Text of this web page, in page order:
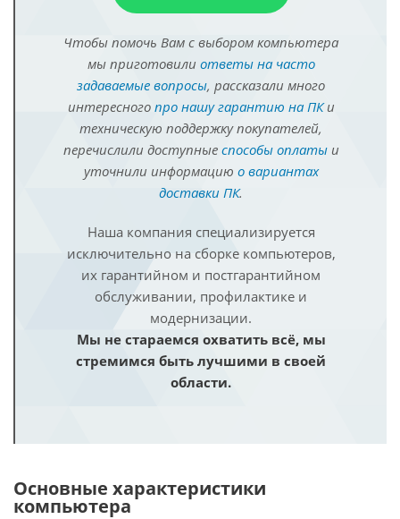
Чтобы помочь Вам с выбором компьютера
мы приготовили ответы на часто
задаваемые вопросы, рассказали много
интересного про нашу гарантию на ПКи
техническую поддержку покупателей,
перечислили доступные способы оплатыи
уточнили информацию о вариантах
доставки ПК.
Наша компания специализируется
исключительно на сборке компьютеров,
их гарантийном и постгарантийном
обслуживании, профилактике и
модернизации.
Мы не стараемся охватить всё, мы
стремимся быть лучшими в своей
области.
Основные характеристики
компьютера